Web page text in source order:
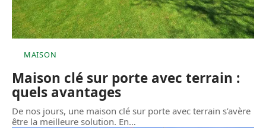
MAISON
Maison clé sur porte avec terrain :
quels avantages
De nos jours, une maison clé sur porte avec terrain s’avère
être la meilleure solution. En…